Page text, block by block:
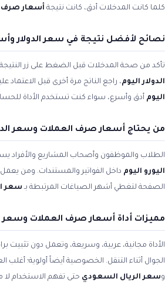
كلما كانت المدخلات أدق، كانت نتيجة أسعار صرف
نصائح لأفضل نتيجة في سعر الدولار
تأكد من صحة المدخلات قبل الضغط على زر
الدولار اليوم، راجع الناتج مرة أخرى قبل
اليوم أدق وأسرع، سواء كنت تستخدم الأداة للحساب
من يحتاج أسعار صرف العملات وسعر
الطلاب والموظفون وأصحاب المشاريع والأفراد
اليورو اليوم داخل الفواتير والمستندات. ومن
الصفحة لتغطي أشهر الصياغات المرتبطة بـ سعر
مميزات أداة أسعار صرف العملات وسعر
الأداة مجانية، عربية، وسريعة، وتعمل دون
الجوال أثناء التنقل. الخصوصية أيضاً أولوية؛
وسعر الريال السعودي حتى تفهم الاستخدام